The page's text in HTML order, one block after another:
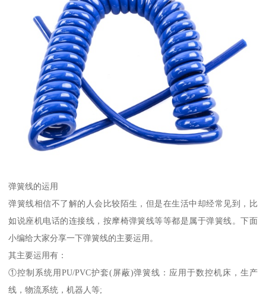
弹簧线的运用
弹簧线相信不了解的人会比较陌生，但是在生活中却经常见到，比
如说座机电话的连接线，按摩椅弹簧线等等都是属于弹簧线。下面
小编给大家分享一下弹簧线的主要运用。
其主要运用有：
①控制系统用PU/PVC护套(屏蔽)弹簧线：应用于数控机床，生产
线，物流系统，机器人等;